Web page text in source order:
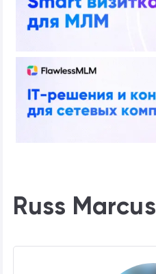
Russ Marcus